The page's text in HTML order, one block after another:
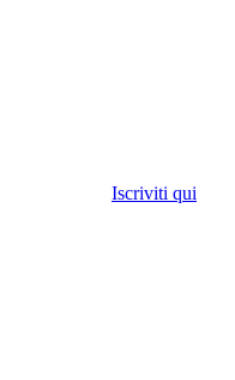
Iscriviti qui